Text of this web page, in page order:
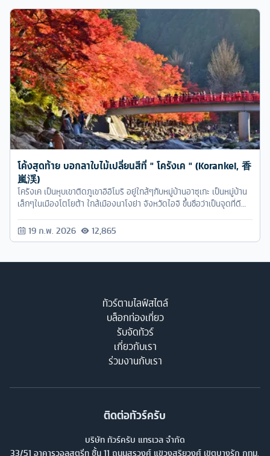
โค้งสุดท้าย บอกลาใบไม้เปลี่ยนสีที่ " โครังเค " (Korankei, 香
嵐渓)
โครังเค เป็นหุบเขาติดภูเขาอิอิโมริ อยู่ใกล้ๆกับหมู่บ้านอาซุเกะ เป็นหมู่บ้าน
เล็กๆในเมืองโตโยต้า ใกล้เมืองนาโงย่า จังหวัดไอจิ ขึ้นชื่อว่าเป็นจุดที่ดี
19 ก.พ. 2026 12,865
ทัวร์ตามไลฟ์สไตล์
บล็อกท่องเที่ยว
รับจัดทัวร์
เกี่ยวกับเรา
ร่วมงานกับเรา
ติดต่อทัวร์ครับ
บริษัท ทัวร์ครับ แทรเวล จำกัด
33/51 อาคารวอลสตรีท ชั้น 11 ถนนสุรวงศ์ แขวงสุริยวงศ์ เขตบางรัก กทม.